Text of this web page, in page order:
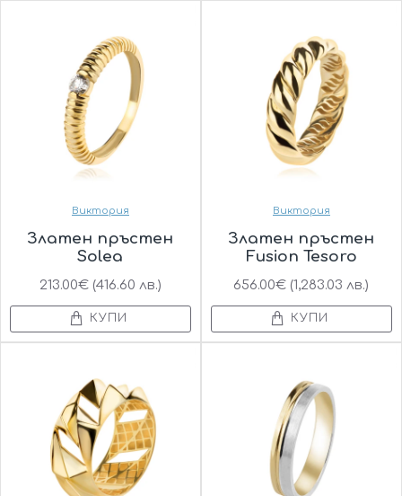
Виктория
Златен пръстен
Solea
213.00€ (416.60 лв.)
КУПИ
Виктория
Златен пръстен
Fusion Tesoro
656.00€ (1,283.03 лв.)
КУПИ